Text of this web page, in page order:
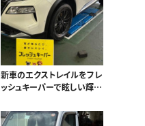
新車のエクストレイルをフレ
ッシュキーパーで眩しい輝き